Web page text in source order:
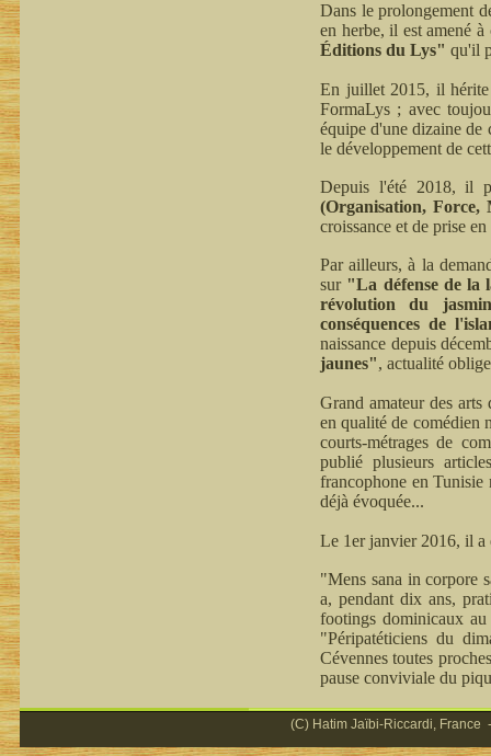
Dans le prolongement
en herbe, il est amené
Éditions du Lys" qu'il
En juillet 2015, il hérite
FormaLys ; avec
équipe d'une dizaine de
le développement de
Depuis l'été 2018, il
(Organisation, Force,
croissance et de prise
Par ailleurs, à la
sur "La défense de la
révolution du
conséquences de
naissance depuis
jaunes", actualité
Grand amateur des arts
en qualité de comédien
courts-métrages de
publié plusieurs
francophone en Tunisie
déjà évoquée...
Le 1er janvier 2016, il a
"Mens sana in corpore
a, pendant dix ans,
footings dominicaux
"Péripatéticiens du
Cévennes toutes
pause conviviale du
(C) Hatim Jaïbi-Riccardi, France